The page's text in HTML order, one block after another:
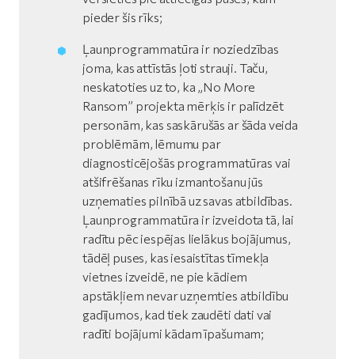
pieder šis rīks;
Ļaunprogrammatūra ir noziedzības
joma, kas attīstās ļoti strauji. Taču,
neskatoties uz to, ka „No More
Ransom” projekta mērķis ir palīdzēt
personām, kas saskārušās ar šāda veida
problēmām, lēmumu par
diagnosticējošās programmatūras vai
atšifrēšanas rīku izmantošanu jūs
uzņematies pilnībā uz savas atbildības.
Ļaunprogrammatūra ir izveidota tā, lai
radītu pēc iespējas lielākus bojājumus,
tādēļ puses, kas iesaistītas tīmekļa
vietnes izveidē, ne pie kādiem
apstākļiem nevar uzņemties atbildību
gadījumos, kad tiek zaudēti dati vai
radīti bojājumi kādam īpašumam;